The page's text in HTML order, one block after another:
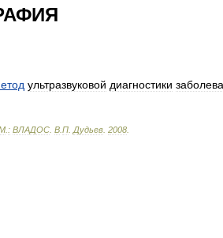
ультразвуковой диагностики
: ВЛАДОС В П Дудьев 2008